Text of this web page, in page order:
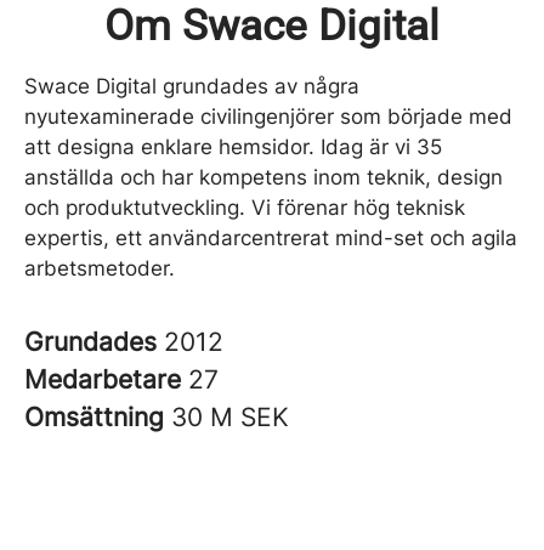
Om Swace Digital
Swace Digital grundades av några
nyutexaminerade civilingenjörer som började med
att designa enklare hemsidor. Idag är vi 35
anställda och har kompetens inom teknik, design
och produktutveckling. Vi förenar hög teknisk
expertis, ett användarcentrerat mind-set och agila
arbetsmetoder.
Grundades 2012
Medarbetare 27
Omsättning 30 M SEK